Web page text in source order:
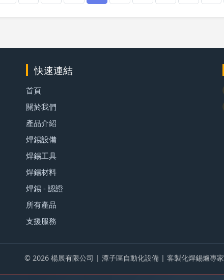
快速連結
首頁
關於我們
產品介紹
焊錫設備
焊錫工具
焊錫材料
焊錫 - 認證
所有產品
支援服務
© 2026 楊展有限公司 | 潭子區自動化設備 | 客製化焊錫爐專家